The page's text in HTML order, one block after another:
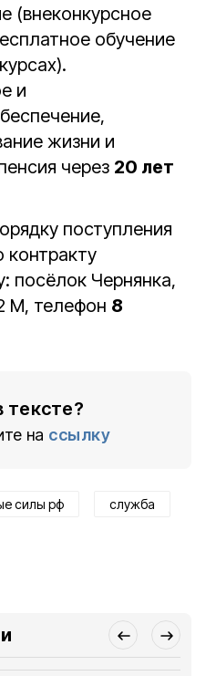
(внеконкурсное
обучение
и
жизни и
через 20 лет
поступления
посёлок Чернянка,
М, телефон 8
тексте?
на ссылку
силы рф служба